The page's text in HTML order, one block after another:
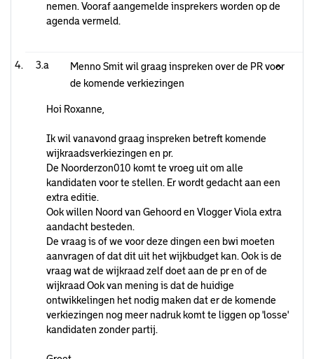
nemen. Vooraf aangemelde insprekers worden op de
agenda vermeld.
3.a
Menno Smit wil graag inspreken over de PR voor
de komende verkiezingen
Hoi Roxanne,
Ik wil vanavond graag inspreken betreft komende
wijkraadsverkiezingen en pr.
De Noorderzon010 komt te vroeg uit om alle
kandidaten voor te stellen. Er wordt gedacht aan een
extra editie.
Ook willen Noord van Gehoord en Vlogger Viola extra
aandacht besteden.
De vraag is of we voor deze dingen een bwi moeten
aanvragen of dat dit uit het wijkbudget kan. Ook is de
vraag wat de wijkraad zelf doet aan de pr en of de
wijkraad Ook van mening is dat de huidige
ontwikkelingen het nodig maken dat er de komende
verkiezingen nog meer nadruk komt te liggen op 'losse'
kandidaten zonder partij.